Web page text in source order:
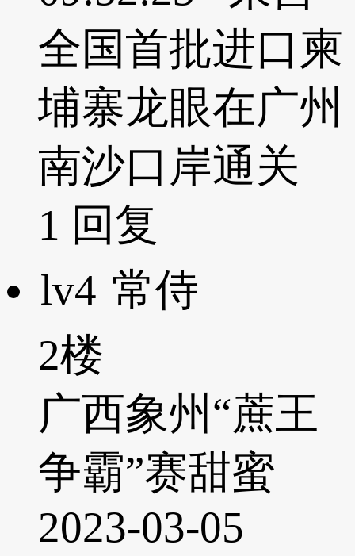
全国首批进口柬
埔寨龙眼在广州
南沙口岸通关
1 回复
lv4 常侍
2楼
广西象州“蔗王
争霸”赛甜蜜
2023-03-05